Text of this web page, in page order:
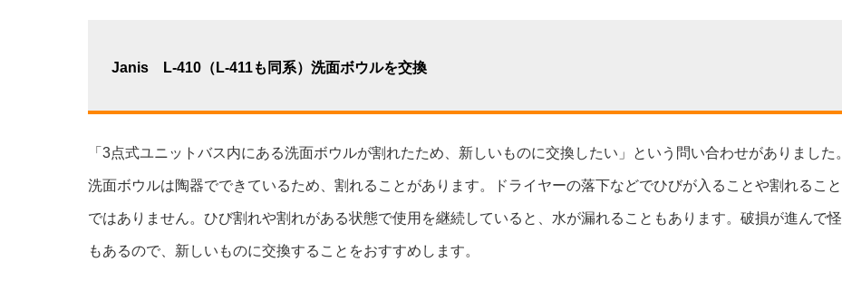
Janis L-410（L-411も同系）洗面ボウルを交換
「3点式ユニットバス内にある洗面ボウルが割れたため、新しいものに交換したい」という問い合わせがありました。
洗面ボウルは陶器でできているため、割れることがあります。ドライヤーの落下などでひびが入ることや割れるこ
ではありません。ひび割れや割れがある状態で使用を継続していると、水が漏れることもあります。破損が進んで
もあるので、新しいものに交換することをおすすめします。